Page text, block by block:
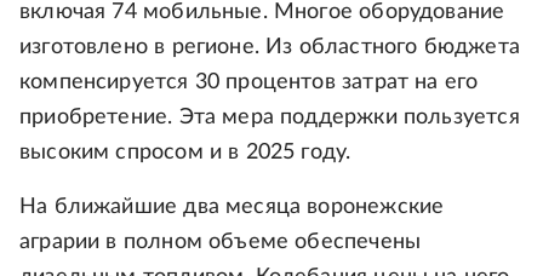
включая 74 мобильные. Многое оборудование
изготовлено в регионе. Из областного бюджета
компенсируется 30 процентов затрат на его
приобретение. Эта мера поддержки пользуется
высоким спросом и в 2025 году.
На ближайшие два месяца воронежские
аграрии в полном объеме обеспечены